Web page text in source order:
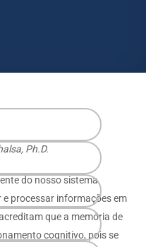
Ph.D.
do nosso sistema
processar informações em
que a memória de
cognitivo, pois se